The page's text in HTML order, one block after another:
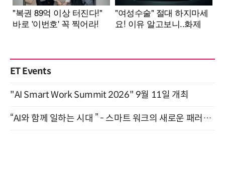
ET Events
"AI Smart Work Summit 2026" 9월 11일 개최
“AI와 함께 일하는 시대 ” - 스마트 워크의 새로운 패러다임 (9/11)